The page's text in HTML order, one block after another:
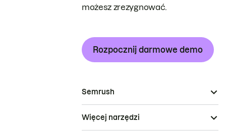
możesz zrezygnować.
Rozpocznij darmowe demo
Semrush
Więcej narzędzi